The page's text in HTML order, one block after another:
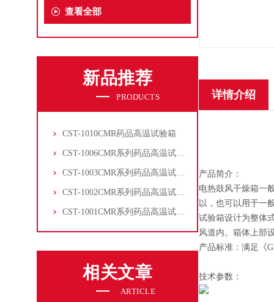
查看全部
新品推荐
PRODUCTS
CST-1010CMR药品高温试验箱
CST-1006CMR系列药品高温试验箱
CST-1003CMR系列药品高温试验箱
CST-1002CMR系列药品高温试验箱
CST-1001CMR系列药品高温试验箱
相关文章
ARTICLE
详情介绍
产品简介：
电热鼓风干燥箱一
以，也可以用于一
试验箱设计为整体
风道内。箱体上部
产品标准：满足《
技术参数：